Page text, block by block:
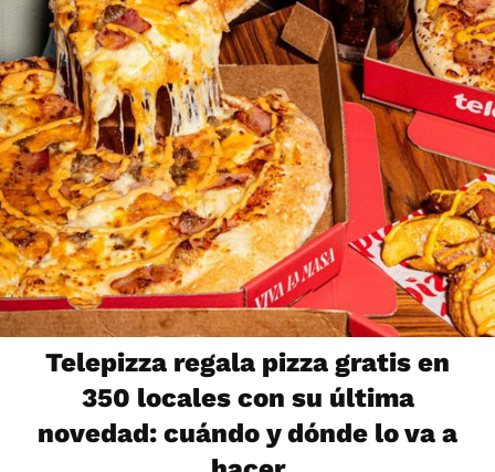
Telepizza regala pizza gratis en
350 locales con su última
novedad: cuándo y dónde lo va a